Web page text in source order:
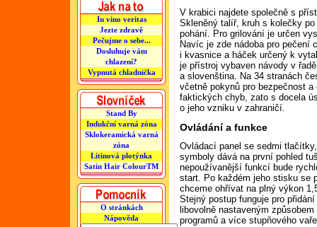
In vino veritas
Jezte zdravě
Pečujme o sebe...
Dosluhuje vám
chlazení?
Vypnutá chladnička
Stand By
Indukční varná zóna
Sklokeramická varná
zóna
Litinová plotýnka
Satin Hair ColourTM
O stránkách
Nápověda
V krabici najdete společně s
Skleněný talíř, kruh s kolečky
pohání. Pro grilování je určen
Navíc je zde nádoba pro pečení
i kvasnice a háček určený k
je přístroj vybaven návody v
a slovenština. Na 34 stranách
včetně pokynů pro bezpečnost
faktických chyb, zato s docela
o jeho vzniku v zahraničí.
Ovládání a funkce
Ovládací panel se sedmi
symboly dává na první pohled
nepoužívanější funkcí bude
start. Po každém jeho stisku se
chceme ohřívat na plný výkon
Stejný postup funguje pro
libovolně nastaveným
programů a více stupňového